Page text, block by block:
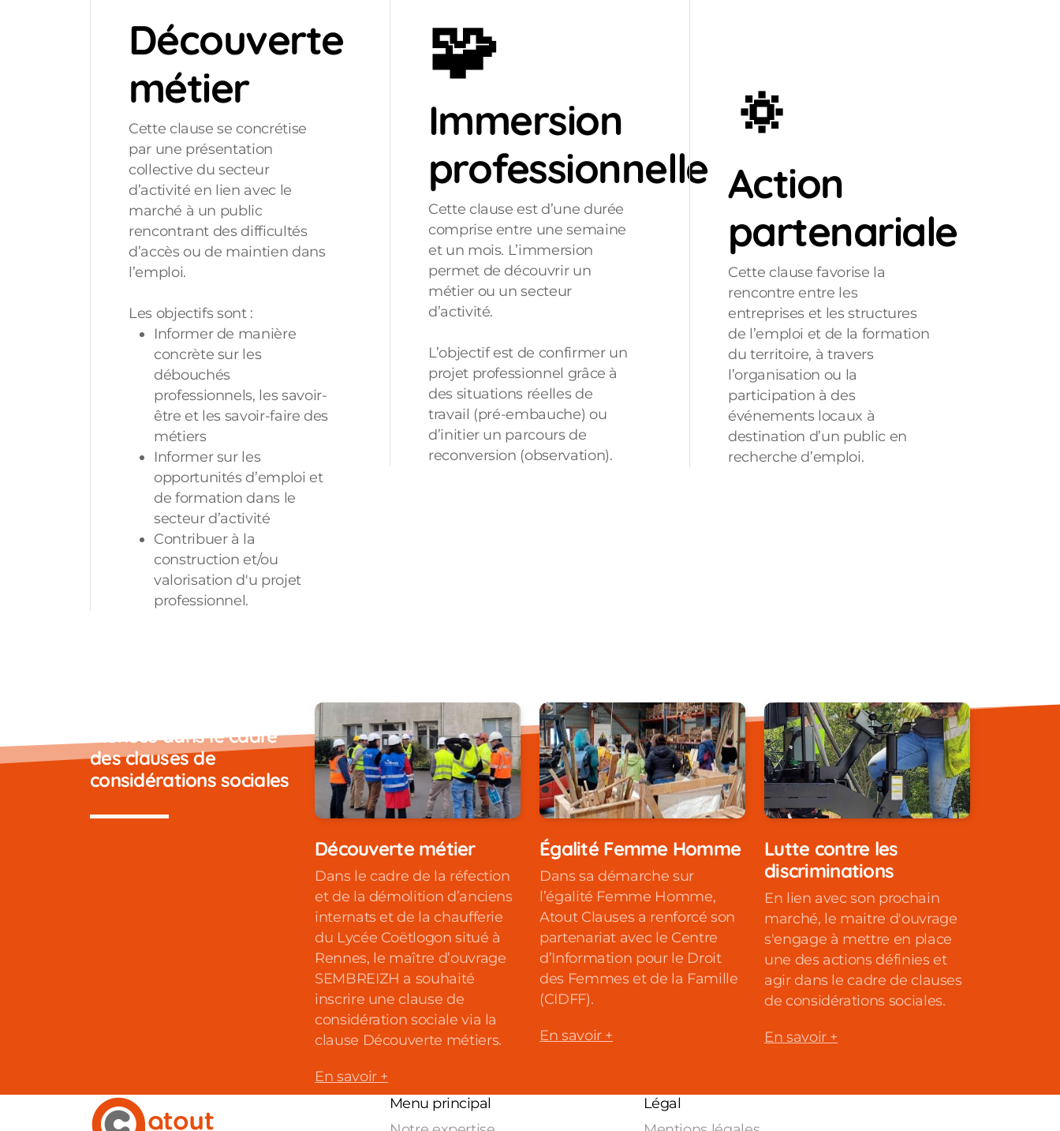
Découverte
métier
Cette clause se concrétise
par une présentation
collective du secteur
d’activité en lien avec le
marché à un public
rencontrant des difficultés
d’accès ou de maintien dans
l’emploi.
Les objectifs sont :
Informer de manière
concrète sur les
débouchés
professionnels, les savoir-
être et les savoir-faire des
métiers
Informer sur les
opportunités d’emploi et
de formation dans le
secteur d’activité
Contribuer à la
construction et/ou
valorisation d'u projet
professionnel.
🧩
Immersion
professionnelle
Cette clause est d’une durée
comprise entre une semaine
et un mois. L’immersion
permet de découvrir un
métier ou un secteur
d’activité.
L’objectif est de confirmer un
projet professionnel grâce à
des situations réelles de
travail (pré-embauche) ou
d’initier un parcours de
reconversion (observation).
🔅
Action
partenariale
Cette clause favorise la
rencontre entre les
entreprises et les structures
de l’emploi et de la formation
du territoire, à travers
l’organisation ou la
participation à des
événements locaux à
destination d’un public en
recherche d’emploi.
menées dans le cadre
des clauses de
considérations sociales
Découverte métier
Dans le cadre de la réfection
et de la démolition d’anciens
internats et de la chaufferie
du Lycée Coëtlogon situé à
Rennes, le maître d’ouvrage
SEMBREIZH a souhaité
inscrire une clause de
considération sociale via la
clause Découverte métiers.
En savoir +
Égalité Femme Homme
Dans sa démarche sur
l’égalité Femme Homme,
Atout Clauses a renforcé son
partenariat avec le Centre
d’Information pour le Droit
des Femmes et de la Famille
(CIDFF).
En savoir +
Lutte contre les
discriminations
En lien avec son prochain
marché, le maitre d'ouvrage
s'engage à mettre en place
une des actions définies et
agir dans le cadre de clauses
de considérations sociales.
En savoir +
Menu principal
Légal